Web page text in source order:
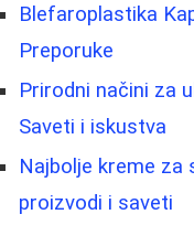
Blefaroplastika
Preporuke
Prirodni načini za
Saveti i iskustva
Najbolje kreme za
proizvodi i saveti